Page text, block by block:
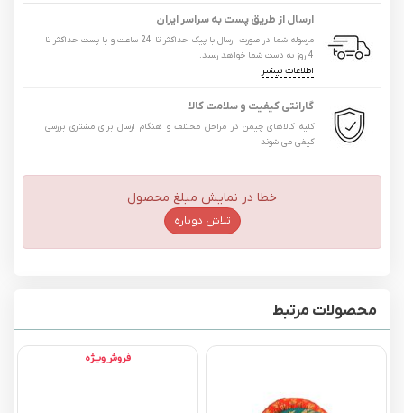
ارسال از طریق پست به سراسر ایران
مرسوله شما در صورت ارسال با پیک حداکثر تا 24 ساعت و با پست حداکثر تا
4 روز به دست شما خواهد رسید.
اطلاعات بیشتر
گارانتی کیفیت و سلامت کالا
کلیه کالاهای چیمن در مراحل مختلف و هنگام ارسال برای مشتری بررسی
کیفی می شوند
خطا در نمایش مبلغ محصول
تلاش دوباره
محصولات مرتبط